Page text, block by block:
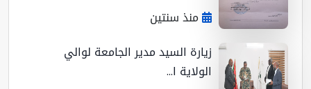
منذ سنتين
زيارة السيد مدير الجامعة لوالي
الولاية ا...